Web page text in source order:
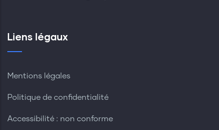
Liens légaux
Mentions légales
Politique de confidentialité
Accessibilité : non conforme